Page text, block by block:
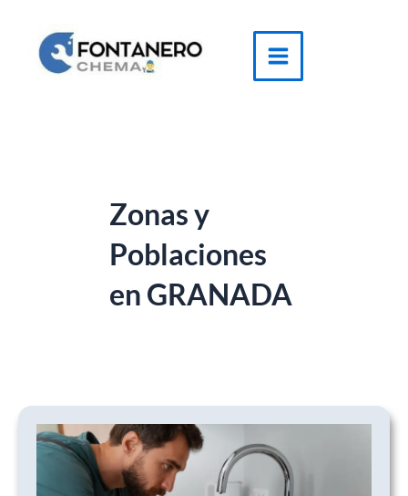
contenido
Main
Zonas y
Poblaciones
en GRANADA